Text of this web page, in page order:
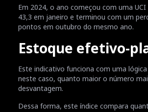
Em 2024, o ano começou com uma
43,3 em janeiro e terminou com um
pontos em outubro do mesmo ano.
Estoque efetivo-
Este indicativo funciona com uma
neste caso, quanto maior o número
desvantagem.
Dessa forma, este índice compara